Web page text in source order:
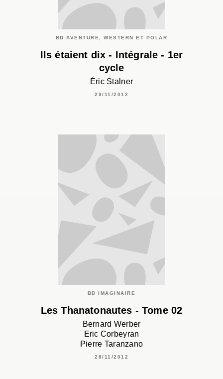
BD AVENTURE, WESTERN ET POLAR
Ils étaient dix - Intégrale - 1er
cycle
Éric Stalner
29/11/2012
BD IMAGINAIRE
Les Thanatonautes - Tome 02
Bernard Werber
Eric Corbeyran
Pierre Taranzano
28/11/2012